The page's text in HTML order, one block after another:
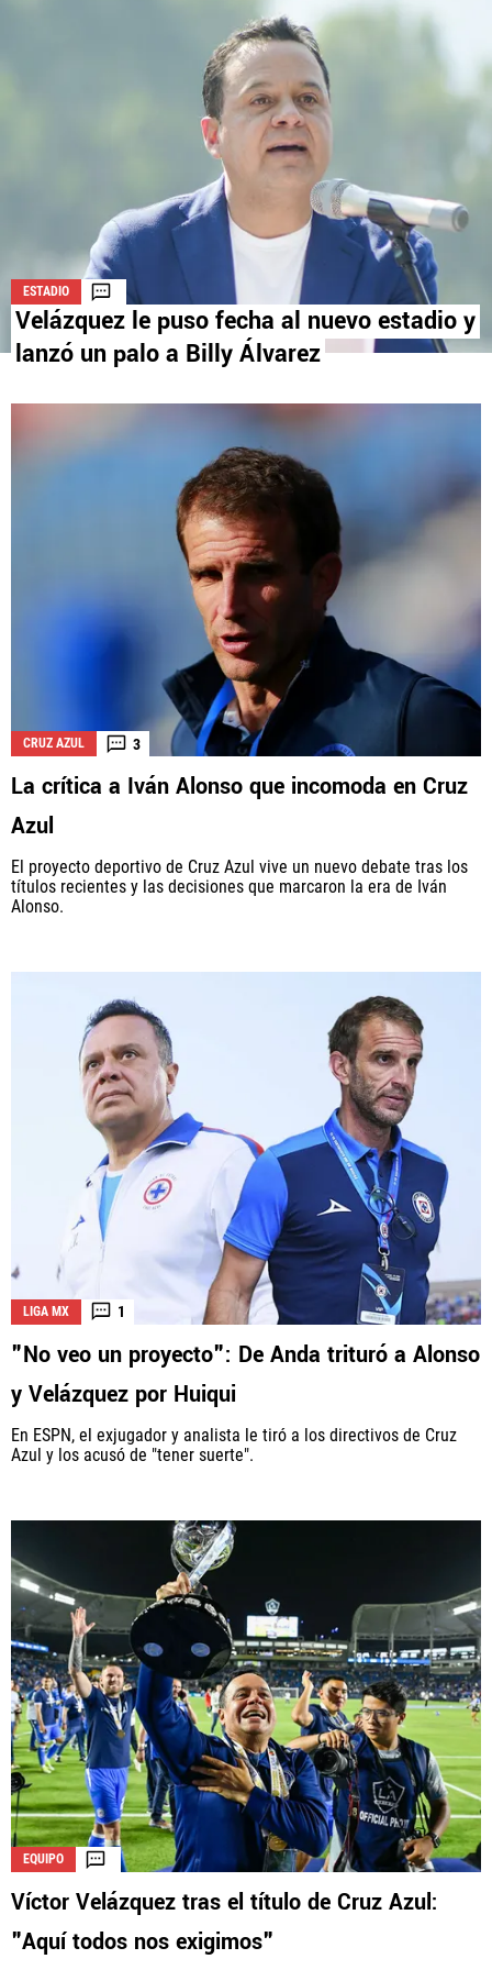
La aceptación de una de las ofertas presentadas en esta página
puede dar lugar a un pago aVamos Azul. Este pago puede influir en
cómo y dónde aparecen los operadores de juego en la página y en el
orden en que aparecen, pero no influye en nuestras evaluaciones.
ESTADIO
Velázquez le puso fecha al nuevo estadio y
lanzó un palo a Billy Álvarez
CRUZ AZUL 3
La crítica a Iván Alonso que incomoda en Cruz
Azul
El proyecto deportivo de Cruz Azul vive un nuevo debate tras los
títulos recientes y las decisiones que marcaron la era de Iván
Alonso.
LIGA MX 1
"No veo un proyecto": De Anda trituró a Alonso
y Velázquez por Huiqui
En ESPN, el exjugador y analista le tiró a los directivos de Cruz
Azul y los acusó de "tener suerte".
EQUIPO
Víctor Velázquez tras el título de Cruz Azul:
"Aquí todos nos exigimos"